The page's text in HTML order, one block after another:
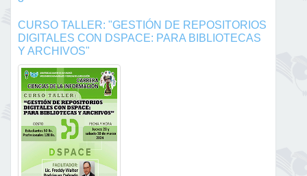
CURSO TALLER: "GESTIÓN DE REPOSITORIOS
DIGITALES CON DSPACE: PARA BIBLIOTECAS
Y ARCHIVOS"